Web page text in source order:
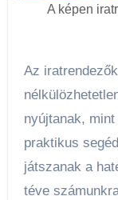
A képen
Az iratrendezők a modern irodai élet
nyújtanak,
praktikus
játszanak a
téve